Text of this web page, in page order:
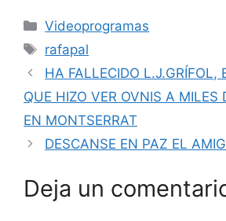
Categorías
Videoprogramas
Etiquetas
rafapal
HA FALLECIDO L.J.GRÍFOL,
QUE HIZO VER OVNIS A MILES
EN MONTSERRAT
DESCANSE EN PAZ EL
Deja un